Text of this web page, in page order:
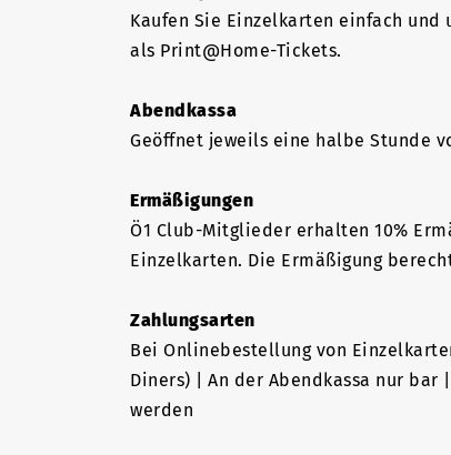
Kaufen Sie Einzelkarten einfach
als Print@Home-Tickets.
Abendkassa
Geöffnet jeweils eine halbe Stunde
Ermäßigungen
Ö1 Club-Mitglieder erhalten 10%
Einzelkarten. Die Ermäßigung
Zahlungsarten
Bei Onlinebestellung von
Diners) | An der Abendkassa nur bar
werden